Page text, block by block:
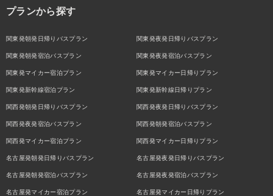
プランから探す
関東発朝発日帰りバスプラン 関東発夜発日帰りバスプラン
関東発朝発宿泊バスプラン 関東発夜発宿泊バスプラン
関東発マイカー宿泊プラン 関東発マイカー日帰りプラン
関東発新幹線宿泊プラン 関東発新幹線日帰りプラン
関西発朝発日帰りバスプラン 関西発夜発日帰りバスプラン
関西発夜発宿泊バスプラン 関西発朝発宿泊バスプラン
関西発マイカー宿泊プラン 関西発マイカー日帰りプラン
名古屋発朝発日帰りバスプラン 名古屋発夜発日帰りバスプラン
名古屋発朝発宿泊バスプラン 名古屋発夜発宿泊バスプラン
名古屋発マイカー宿泊プラン 名古屋発マイカー日帰りプラン